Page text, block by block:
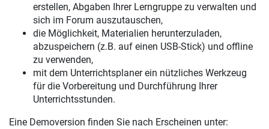
erstellen, Abgaben Ihrer Lerngruppe zu verwalten und
sich im Forum auszutauschen,
die Möglichkeit, Materialien herunterzuladen,
abzuspeichern (z.B. auf einen USB-Stick) und offline
zu verwenden,
mit dem Unterrichtsplaner ein nützliches Werkzeug
für die Vorbereitung und Durchführung Ihrer
Unterrichtsstunden.
Eine Demoversion finden Sie nach Erscheinen unter: